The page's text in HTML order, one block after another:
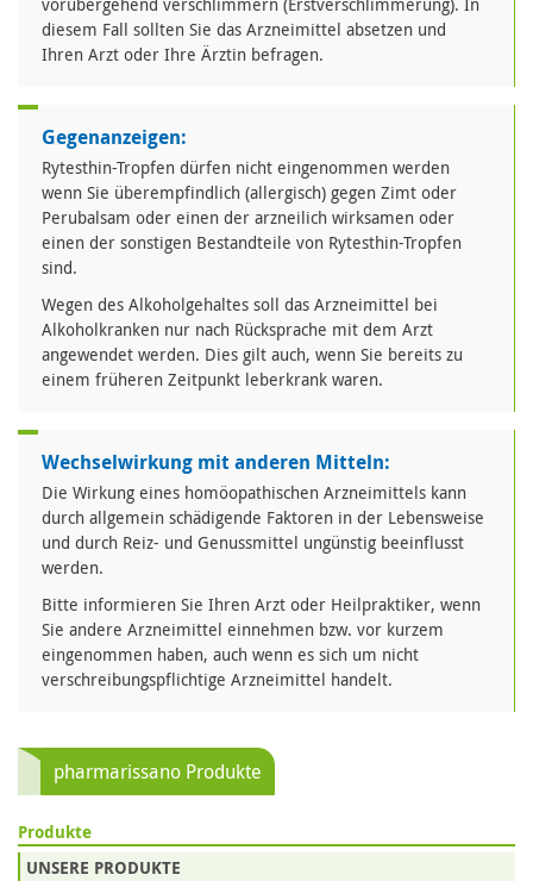
diesem Fall sollten Sie das Arzneimittel absetzen und
Ihren Arzt oder Ihre Ärztin befragen.
Gegenanzeigen:
Rytesthin-Tropfen dürfen nicht eingenommen werden
wenn Sie überempfindlich (allergisch) gegen Zimt oder
Perubalsam oder einen der arzneilich wirksamen oder
einen der sonstigen Bestandteile von Rytesthin-Tropfen
sind.
Wegen des Alkoholgehaltes soll das Arzneimittel bei
Alkoholkranken nur nach Rücksprache mit dem Arzt
angewendet werden. Dies gilt auch, wenn Sie bereits zu
einem früheren Zeitpunkt leberkrank waren.
Wechselwirkung mit anderen Mitteln:
Die Wirkung eines homöopathischen Arzneimittels kann
durch allgemein schädigende Faktoren in der Lebensweise
und durch Reiz- und Genussmittel ungünstig beeinflusst
werden.
Bitte informieren Sie Ihren Arzt oder Heilpraktiker, wenn
Sie andere Arzneimittel einnehmen bzw. vor kurzem
eingenommen haben, auch wenn es sich um nicht
verschreibungspflichtige Arzneimittel handelt.
pharmarissano Produkte
Produkte
UNSERE PRODUKTE